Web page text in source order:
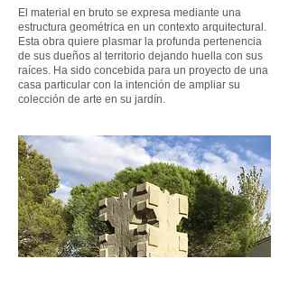
El material en bruto se expresa mediante una
estructura geométrica en un contexto arquitectural.
Esta obra quiere plasmar la profunda pertenencia
de sus dueños al territorio dejando huella con sus
raíces. Ha sido concebida para un proyecto de una
casa particular con la intención de ampliar su
colección de arte en su jardín.